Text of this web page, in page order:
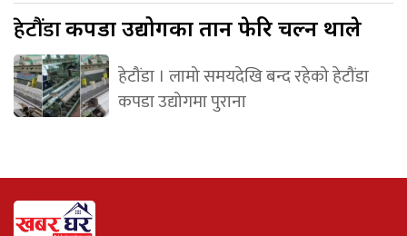
हेटौंडाकपडा उद्योगका तान फेरि चल्न थाले
हेटौंडा । लामो समयदेखि बन्द रहेको हेटौंडा
कपडा उद्योगमा पुराना